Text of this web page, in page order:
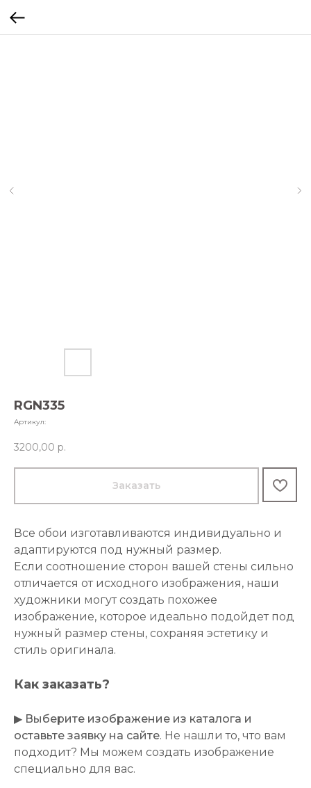
RGN335
Артикул:
3200,00 р.
Заказать
Все обои изготавливаются индивидуально и
адаптируются под нужный размер.
Если соотношение сторон вашей стены сильно
отличается от исходного изображения, наши
художники могут создать похожее
изображение, которое идеально подойдет под
нужный размер стены, сохраняя эстетику и
стиль оригинала.
Как заказать?
▶ Выберите изображение из каталога и
оставьте заявку на сайте. Не нашли то, что вам
подходит? Мы можем создать изображение
специально для вас.